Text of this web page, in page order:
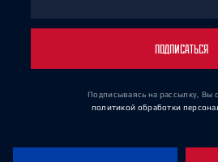
ПОДПИСАТЬСЯ
Подписываясь на рассылку, Вы
политикой обработки